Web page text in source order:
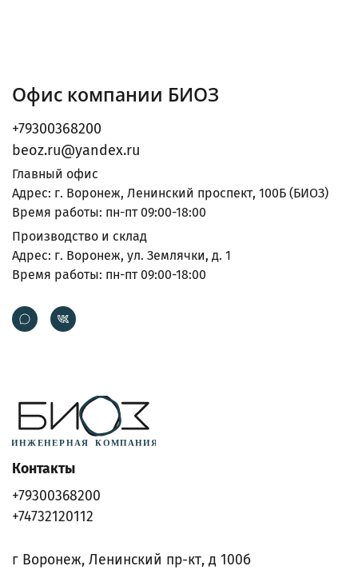
Офис компании БИОЗ
+79300368200
beoz.ru@yandex.ru
Главный офис
Адрес: г. Воронеж, Ленинский проспект, 100Б (БИОЗ)
Время работы: пн-пт 09:00-18:00
Производство и склад
Адрес: г. Воронеж, ул. Землячки, д. 1
Время работы: пн-пт 09:00-18:00
Контакты
+79300368200
+74732120112
г Воронеж, Ленинский пр-кт, д 100б